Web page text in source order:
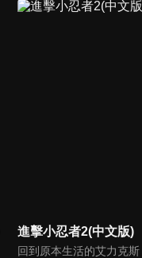
進擊小忍者2(中文版)